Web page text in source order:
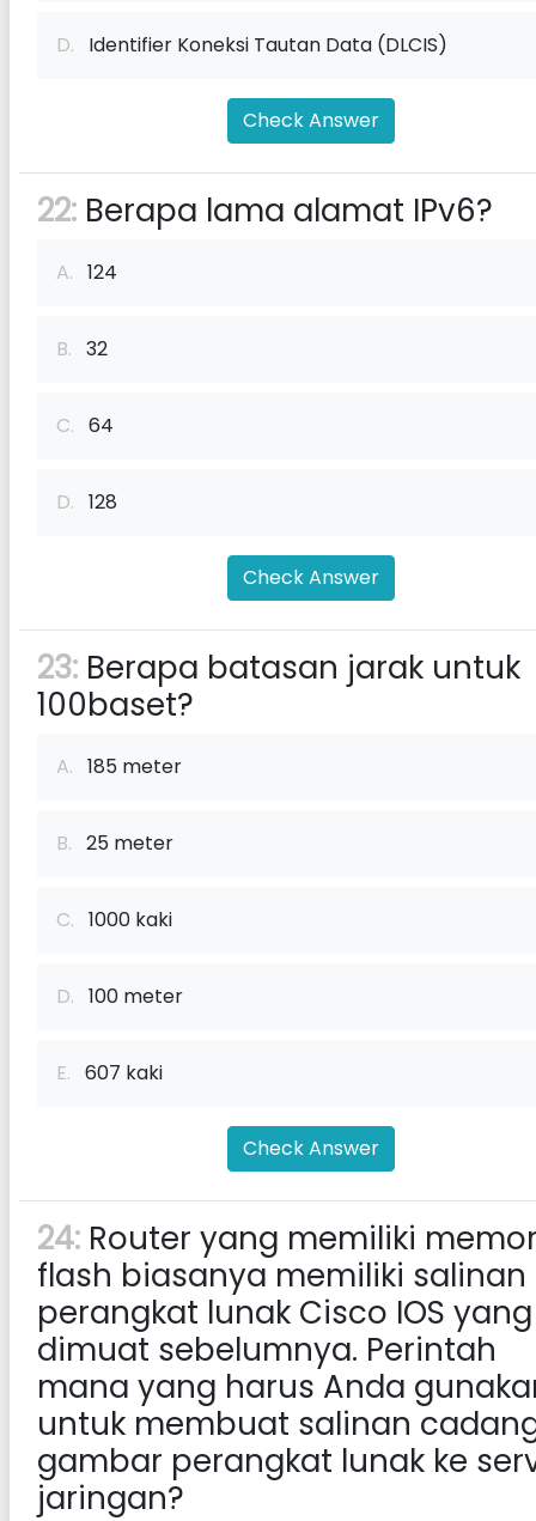
D. Identifier Koneksi Tautan Data (DLCIS)
Check Answer
22: Berapa lama alamat IPv6?
A. 124
B. 32
C. 64
D. 128
Check Answer
23: Berapa batasan jarak untuk
100baset?
A. 185 meter
B. 25 meter
C. 1000 kaki
D. 100 meter
E. 607 kaki
Check Answer
24: Router yang memiliki
flash biasanya memiliki salinan
perangkat lunak Cisco IOS yang
dimuat sebelumnya. Perintah
mana yang harus Anda
untuk membuat salinan
gambar perangkat lunak ke
jaringan?